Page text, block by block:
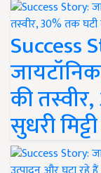
Success
की
सुधरी